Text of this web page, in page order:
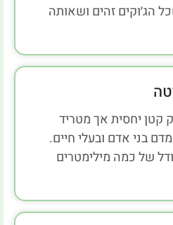
הג׳וקים זהים ושאותה
יחסית אך מטריד
בני אדם ובעלי חיים.
של כמה מילימטרים